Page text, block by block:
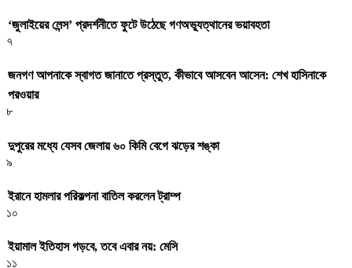
‘জুলাইয়ের লেন্স’ প্রদর্শনীতে ফুটে উঠেছে গণঅভ্যুত্থানের ভয়াবহতা
৭
জনগণ আপনাকে স্বাগত জানাতে প্রস্তুত, কীভাবে আসবেন আসেন: শেখ হাসিনাকে
পরওয়ার
৮
দুপুরের মধ্যে যেসব জেলায় ৬০ কিমি বেগে ঝড়ের শঙ্কা
৯
ইরানে হামলার পরিকল্পনা বাতিল করলেন ট্রাম্প
১০
ইয়ামাল ইতিহাস গড়বে, তবে এবার নয়: মেসি
১১